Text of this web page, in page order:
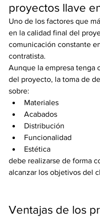
proyectos llave
Uno de los factores que
en la calidad final del
comunicación constante
contratista.
Aunque la empresa tenga
del proyecto, la toma de
sobre:
Materiales
Acabados
Distribución
Funcionalidad
Estética
debe realizarse de forma
alcanzar los objetivos del
Ventajas de los